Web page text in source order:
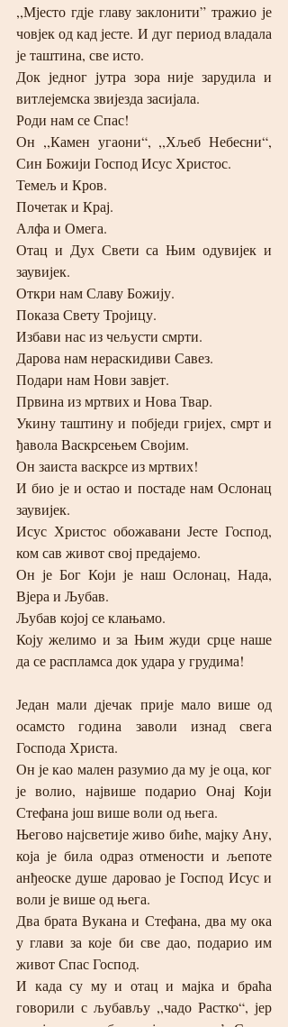
,,Мјесто гдје главу заклонити” тражио је
човјек од кад јесте. И дуг период владала
је таштина, све исто.
Док једног јутра зора није зарудила и
витлејемска звијезда засијала.
Роди нам се Спас!
Он ,,Камен угаони“, ,,Хљеб Небесни“,
Син Божији Господ Исус Христос.
Темељ и Кров.
Почетак и Крај.
Алфа и Омега.
Отац и Дух Свети са Њим одувијек и
заувијек.
Откри нам Славу Божију.
Показа Свету Тројицу.
Избави нас из чељусти смрти.
Дарова нам нераскидиви Савез.
Подари нам Нови завјет.
Првина из мртвих и Нова Твар.
Укину таштину и побједи гријех, смрт и
ђавола Васкрсењем Својим.
Он заиста васкрсе из мртвих!
И био је и остао и постаде нам Ослонац
заувијек.
Исус Христос обожавани Јесте Господ,
ком сав живот свој предајемо.
Он је Бог Који је наш Ослонац, Нада,
Вјера и Љубав.
Љубав којој се клањамо.
Коју желимо и за Њим жуди срце наше
да се распламса док удара у грудима!
Један мали дјечак прије мало више од
осамсто година заволи изнад свега
Господа Христа.
Он је као мален разумио да му је оца, ког
је волио, највише подарио Онај Који
Стефана још више воли од њега.
Његово најсветије живо биће, мајку Ану,
која је била одраз отмености и љепоте
анђеоске душе даровао је Господ Исус и
воли је више од њега.
Два брата Вукана и Стефана, два му ока
у глави за које би све дао, подарио им
живот Спас Господ.
И када су му и отац и мајка и браћа
говорили с љубављу ,,чадо Растко“, јер